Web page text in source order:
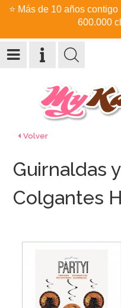
⭐ Más de 10 años contigo
600.000
Volver
Guirnaldas
Colgantes